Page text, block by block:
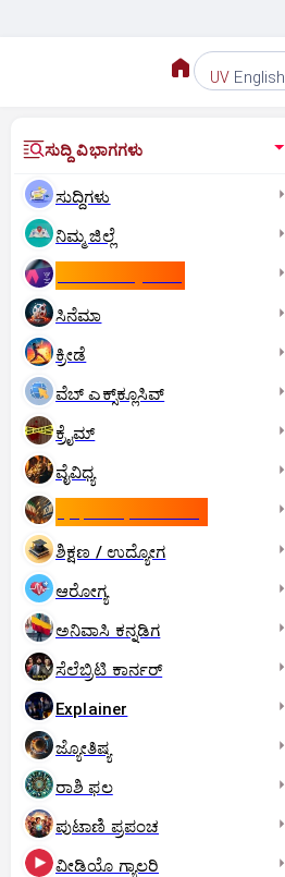
UV English
ಸುದ್ದಿ ವಿಭಾಗಗಳು
ಸುದ್ದಿಗಳು
ನಿಮ್ಮ ಜಿಲ್ಲೆ
ಸಿನೆಮಾ
ಕ್ರೀಡೆ
ವೆಬ್ ಎಕ್ಸ್‌ಕ್ಲೂಸಿವ್
ಕ್ರೈಮ್
ವೈವಿಧ್ಯ
ಶಿಕ್ಷಣ / ಉದ್ಯೋಗ
ಆರೋಗ್ಯ
ಅನಿವಾಸಿ ಕನ್ನಡಿಗ
ಸೆಲೆಬ್ರಿಟಿ ಕಾರ್ನರ್‌
Explainer
ಜ್ಯೋತಿಷ್ಯ
ರಾಶಿ ಫಲ
ಪುಟಾಣಿ ಪ್ರಪಂಚ
ವೀಡಿಯೊ ಗ್ಯಾಲರಿ